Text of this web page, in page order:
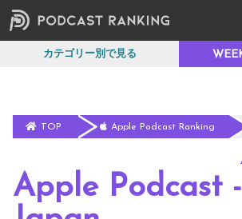
カテゴリー別で見る
TOP Apple Podcast Ranking
Apple Podcast -